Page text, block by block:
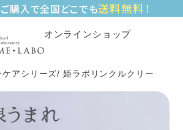
購入で全国どこでも送料無料！
オンラインショップ
ケアシリーズ 姫ラボリンクルクリーム ハ